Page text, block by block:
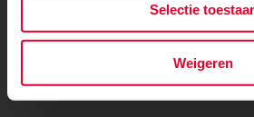
Selectie
Weigeren